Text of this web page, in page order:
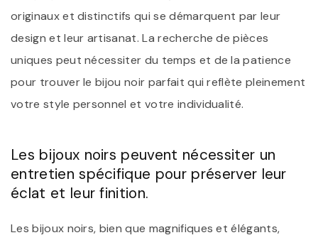
originaux et distinctifs qui se démarquent par leur
design et leur artisanat. La recherche de pièces
uniques peut nécessiter du temps et de la patience
pour trouver le bijou noir parfait qui reflète pleinement
votre style personnel et votre individualité.
Les bijoux noirs peuvent nécessiter un
entretien spécifique pour préserver leur
éclat et leur finition.
Les bijoux noirs, bien que magnifiques et élégants,